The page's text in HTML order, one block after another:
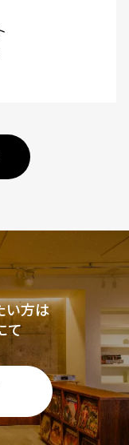
い方は
て